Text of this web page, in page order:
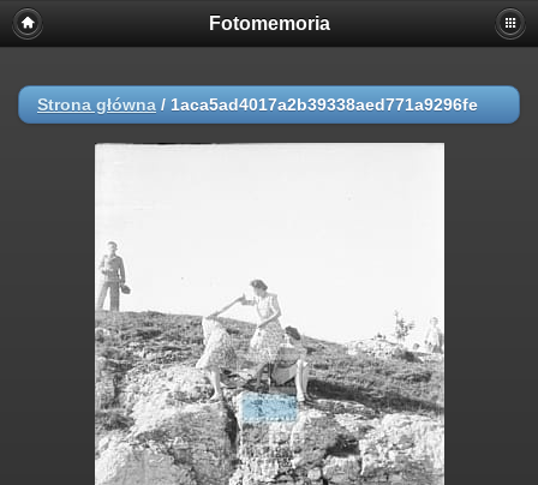
Fotomemoria
Strona główna / 1aca5ad4017a2b39338aed771a9296fe